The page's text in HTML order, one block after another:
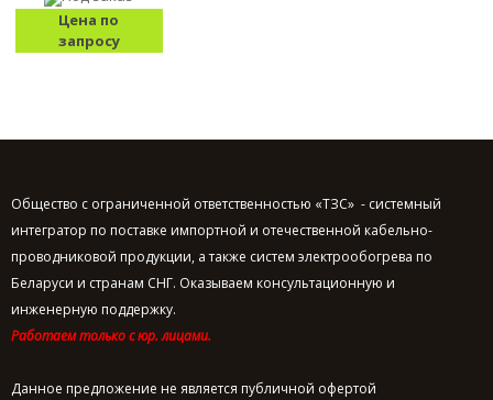
Цена по
запросу
Общество с ограниченной ответственностью «ТЗС» - системный
интегратор по поставке импортной и отечественной кабельно-
проводниковой продукции, а также систем электрообогрева по
Беларуси и странам СНГ. Оказываем консультационную и
инженерную поддержку.
Работаем только с юр. лицами.
Данное предложение не является публичной офертой